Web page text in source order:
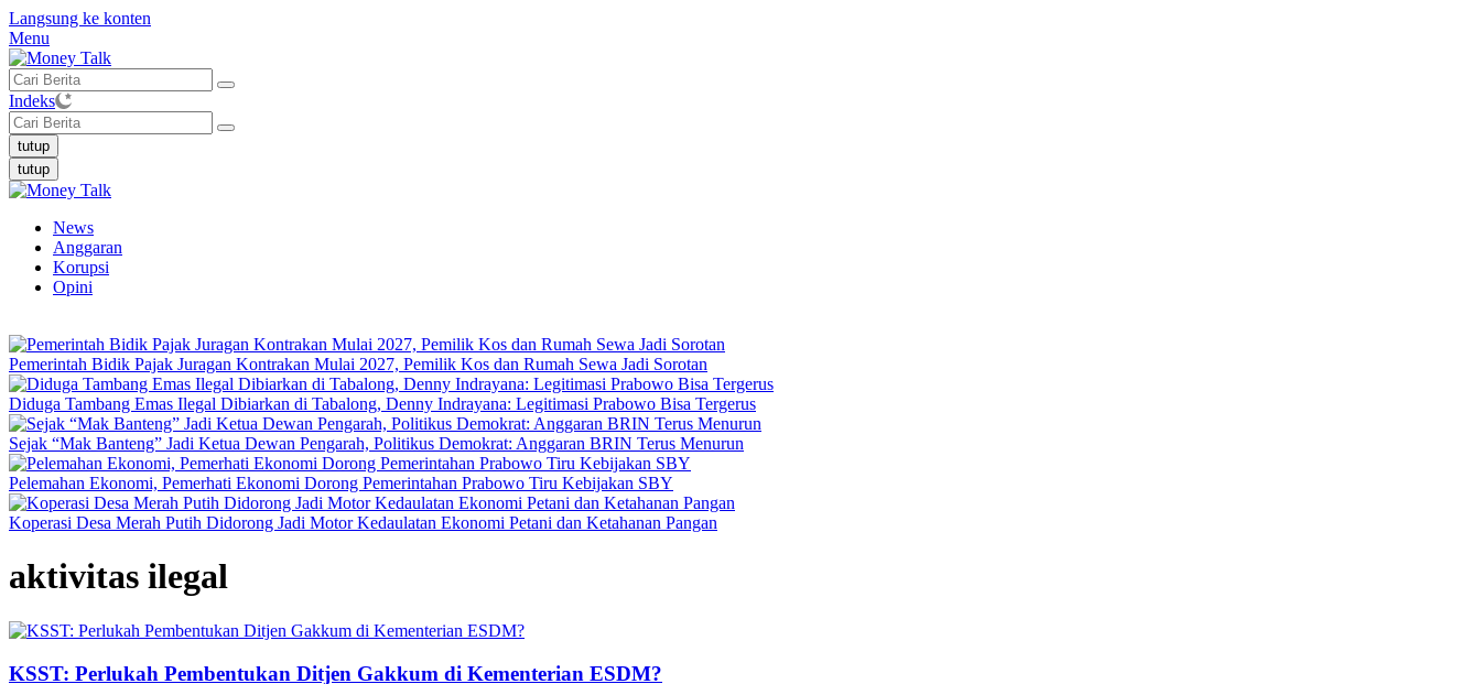
Langsung ke konten
Menu
Indeks
tutup
tutup
News
Anggaran
Korupsi
Opini
Pemerintah Bidik Pajak Juragan Kontrakan Mulai 2027, Pemilik Kos dan Rumah Sewa Jadi Sorotan
Diduga Tambang Emas Ilegal Dibiarkan di Tabalong, Denny Indrayana: Legitimasi Prabowo Bisa Tergerus
Sejak “Mak Banteng” Jadi Ketua Dewan Pengarah, Politikus Demokrat: Anggaran BRIN Terus Menurun
Pelemahan Ekonomi, Pemerhati Ekonomi Dorong Pemerintahan Prabowo Tiru Kebijakan SBY
Koperasi Desa Merah Putih Didorong Jadi Motor Kedaulatan Ekonomi Petani dan Ketahanan Pangan
aktivitas ilegal
KSST: Perlukah Pembentukan Ditjen Gakkum di Kementerian ESDM?